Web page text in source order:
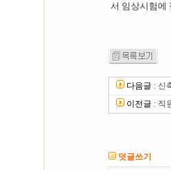
서 임상시험에
다음글 : 신
이전글 : 직
덧글쓰기